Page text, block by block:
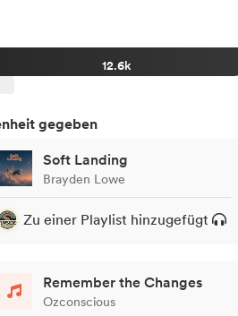
12.6k
gegeben
Soft Landing
Brayden Lowe
Zu einer Playlist hinzugefügt
Remember the Changes
Ozconscious